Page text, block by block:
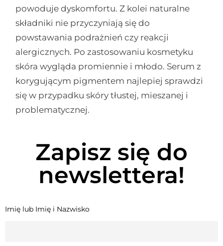
powoduje dyskomfortu. Z kolei naturalne
składniki nie przyczyniają się do
powstawania podrażnień czy reakcji
alergicznych. Po zastosowaniu kosmetyku
skóra wygląda promiennie i młodo. Serum z
korygującym pigmentem najlepiej sprawdzi
się w przypadku skóry tłustej, mieszanej i
problematycznej.
Zapisz się do
newslettera!
Imię lub Imię i Nazwisko